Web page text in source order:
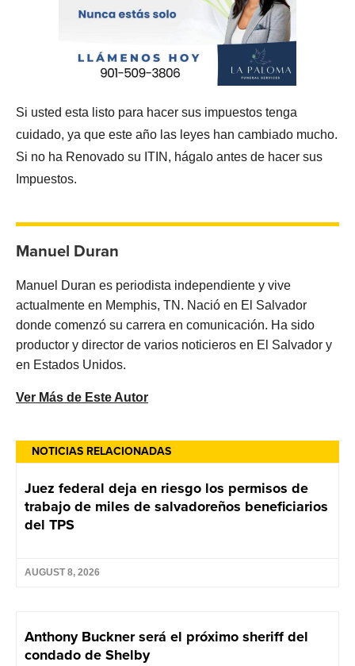
NOTICIAS RELACIONADAS
Juez federal deja en riesgo los permisos de
trabajo de miles de salvadoreños beneficiarios
del TPS
AUGUST 8, 2026
Anthony Buckner será el próximo sheriff del
condado de Shelby
Si usted esta listo para hacer sus impuestos tenga
cuidado, ya que este año las leyes han cambiado mucho.
Si no ha Renovado su ITIN, hágalo antes de hacer sus
Impuestos.
Manuel Duran
Manuel Duran es periodista independiente y vive
actualmente en Memphis, TN. Nació en El Salvador
donde comenzó su carrera en comunicación. Ha sido
productor y director de varios noticieros en El Salvador y
en Estados Unidos.
Ver Más de Este Autor